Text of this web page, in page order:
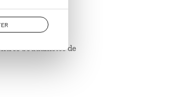
bouddhistes de